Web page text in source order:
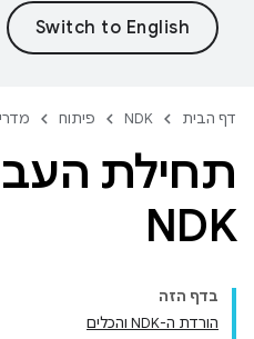
דף הבית NDK פיתוח
תחילת
NDK
בדף הזה
הורדת ה-NDK והכלים